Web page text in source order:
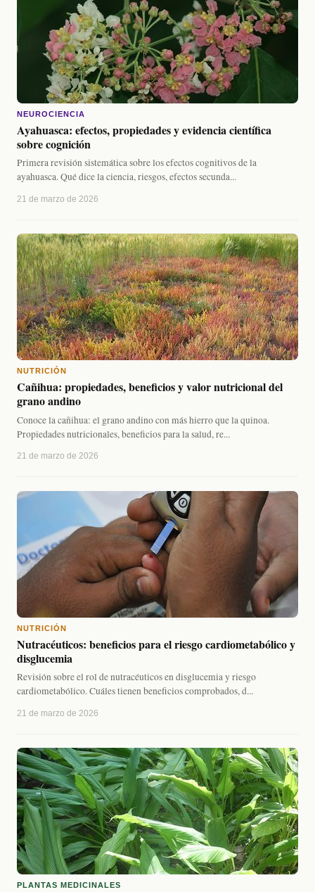
NEUROCIENCIA
Ayahuasca: efectos, propiedades y evidencia científica
sobre cognición
Primera revisión sistemática sobre los efectos cognitivos de la
ayahuasca. Qué dice la ciencia, riesgos, efectos secunda...
21 de marzo de 2026
NUTRICIÓN
Cañihua: propiedades, beneficios y valor nutricional del
grano andino
Conoce la cañihua: el grano andino con más hierro que la quinoa.
Propiedades nutricionales, beneficios para la salud, re...
21 de marzo de 2026
NUTRICIÓN
Nutracéuticos: beneficios para el riesgo cardiometabólico y
disglucemia
Revisión sobre el rol de nutracéuticos en disglucemia y riesgo
cardiometabólico. Cuáles tienen beneficios comprobados, d...
21 de marzo de 2026
PLANTAS MEDICINALES